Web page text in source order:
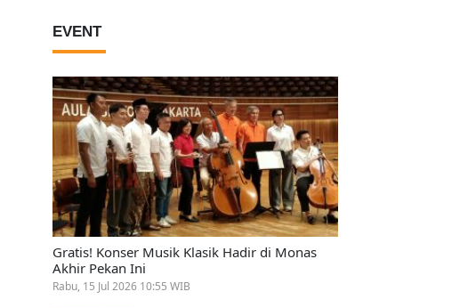
EVENT
Gratis! Konser Musik Klasik Hadir di Monas
Akhir Pekan Ini
Rabu, 15 Jul 2026 10:55 WIB